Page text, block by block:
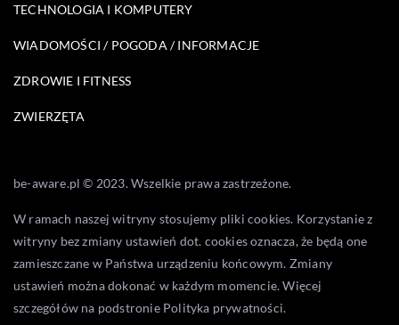
TECHNOLOGIA I KOMPUTERY
WIADOMOŚCI / POGODA / INFORMACJE
ZDROWIE I FITNESS
ZWIERZĘTA
be-aware.pl © 2023. Wszelkie prawa zastrzeżone.
W ramach naszej witryny stosujemy pliki cookies. Korzystanie z
witryny bez zmiany ustawień dot. cookies oznacza, że będą one
zamieszczane w Państwa urządzeniu końcowym. Zmiany
ustawień można dokonać w każdym momencie. Więcej
szczegółów na podstronie Polityka prywatności.